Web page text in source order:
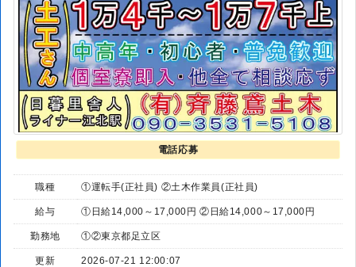
電話応募
職種 ①運転手(正社員) ②土木作業員(正社員)
給与 ①日給14,000～17,000円 ②日給14,000～17,000円
勤務地 ①②東京都足立区
更新 2026-07-21 12:00:07